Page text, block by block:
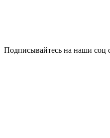
Подписывайтесь на наши соц